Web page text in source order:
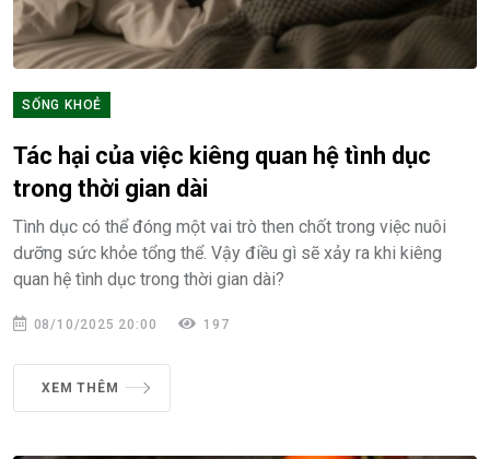
SỐNG KHOẺ
Tác hại của việc kiêng quan hệ tình dục
trong thời gian dài
Tình dục có thể đóng một vai trò then chốt trong việc nuôi
dưỡng sức khỏe tổng thể. Vậy điều gì sẽ xảy ra khi kiêng
quan hệ tình dục trong thời gian dài?
08/10/2025 20:00 197
XEM THÊM